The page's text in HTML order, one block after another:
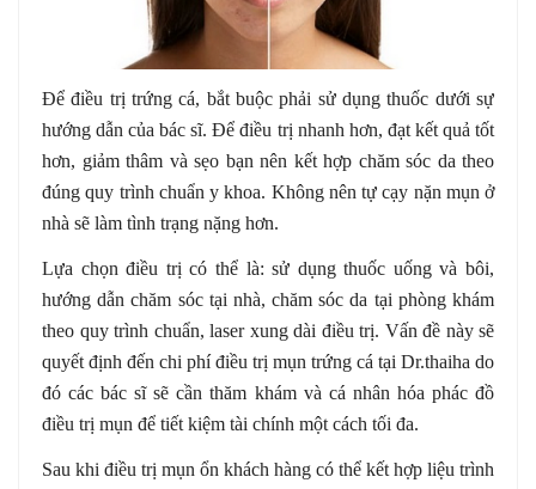
Để điều trị trứng cá, bắt buộc phải sử dụng thuốc dưới sự
hướng dẫn của bác sĩ. Để điều trị nhanh hơn, đạt kết quả tốt
hơn, giảm thâm và sẹo bạn nên kết hợp chăm sóc da theo
đúng quy trình chuẩn y khoa. Không nên tự cạy nặn mụn ở
nhà sẽ làm tình trạng nặng hơn.
Lựa chọn điều trị có thể là: sử dụng thuốc uống và bôi,
hướng dẫn chăm sóc tại nhà, chăm sóc da tại phòng khám
theo quy trình chuẩn, laser xung dài điều trị. Vấn đề này sẽ
quyết định đến chi phí điều trị mụn trứng cá tại Dr.thaiha do
đó các bác sĩ sẽ cần thăm khám và cá nhân hóa phác đồ
điều trị mụn để tiết kiệm tài chính một cách tối đa.
Sau khi điều trị mụn ổn khách hàng có thể kết hợp liệu trình